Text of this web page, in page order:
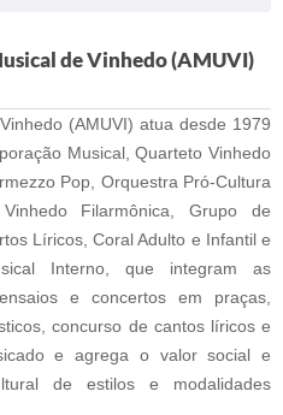
(Horários e
de Vinhedo (AMUVI)
(AMUVI) atua desde 1979
Musical, Quarteto Vinhedo
Pop, Orquestra Pró-Cultura
Filarmônica, Grupo de
Líricos, Coral Adulto e Infantil e
Interno, que integram as
e concertos em praças,
concurso de cantos líricos e
e agrega o valor social e
de estilos e modalidades